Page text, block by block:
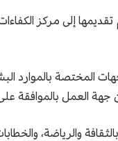
إلى مركز
للأجانب" (للعمل في الصين لمدة تزيد عن 90 يومًا)
جهة العمل بالموافقة
والرياضة،